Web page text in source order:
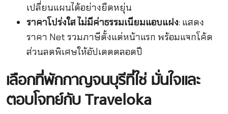
เปลี่ยนแผนได้อย่างยืดหยุ่น
ราคาโปร่งใส ไม่มีค่าธรรมเนียมแอบแฝง: แสดง
ราคา Net รวมภาษีตั้งแต่หน้าแรก พร้อมแจกโค้ด
ส่วนลดพิเศษให้อัปเดตตลอดปี
เลือกที่พักกาญจนบุรีที่ใช่ มั่นใจและ
ตอบโจทย์กับ Traveloka